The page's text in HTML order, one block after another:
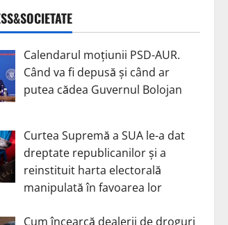
Calendarul moțiunii PSD-AUR.
Când va fi depusă și când ar
putea cădea Guvernul Bolojan
Curtea Supremă a SUA le-a dat
dreptate republicanilor și a
reinstituit harta electorală
manipulată în favoarea lor
Cum încearcă dealerii de droguri